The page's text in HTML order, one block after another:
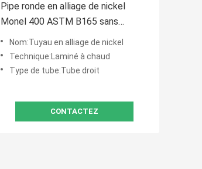
Pipe ronde en alliage de nickel
Monel 400 ASTM B165 sans
couture / soudée Taille
personnalisée Vente directe
Nom:Tuyau en alliage de nickel
Technique:Laminé à chaud
Type de tube:Tube droit
CONTACTEZ